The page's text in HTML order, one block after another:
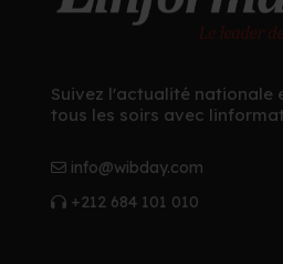
Suivez l'actualité nationale
tous les soirs avec
info@wibday.com
+212 684 101 010